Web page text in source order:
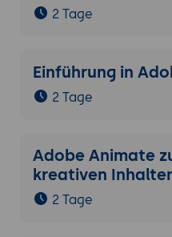
2 Tage
Einführung in
2 Tage
Adobe Animate
kreativen
2 Tage